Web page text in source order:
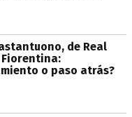
de Real
o paso atrás?